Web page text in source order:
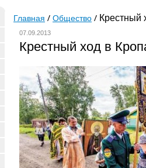
Главная Общество Крестный
07.09.2013
Крестный ход в